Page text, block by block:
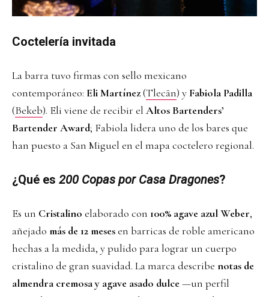
Coctelería invitada
La barra tuvo firmas con sello mexicano
contemporáneo: Eli Martínez(Tlecãn) y Fabiola Padilla
(Bekeb). Eli viene de recibir el Altos Bartenders’
Bartender Award; Fabiola lidera uno de los bares que
han puesto a San Miguel en el mapa coctelero regional.
¿Qué es 200 Copas por Casa Dragones?
Es un Cristalino elaborado con 100% agave azul Weber,
añejado más de 12 mesesen barricas de roble americano
hechas a la medida, y pulido para lograr un cuerpo
cristalino de gran suavidad. La marca describe notas de
almendra cremosa y agave asado dulce—un perfil